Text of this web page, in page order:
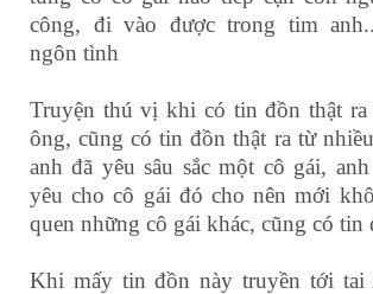
công, đi vào được trong tim
ngôn tình
Truyện thú vị khi có tin đồn thật ra
ông, cũng có tin đồn thật ra từ
anh đã yêu sâu sắc một cô gái,
yêu cho cô gái đó cho nên mới
quen những cô gái khác, cũng có tin
Khi mấy tin đồn này truyền tới tai